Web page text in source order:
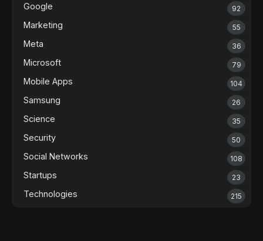
Google 92
Marketing 55
Meta 36
Microsoft 79
Mobile Apps 104
Samsung 26
Science 35
Security 50
Social Networks 108
Startups 23
Technologies 215